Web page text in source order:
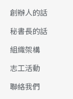
創辦人的話
秘書長的話
組織架構
志工活動
聯絡我們